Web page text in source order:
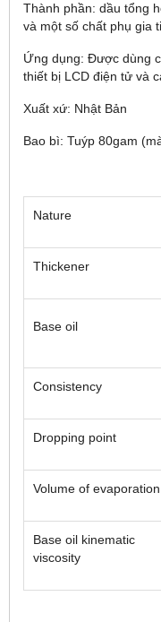
Thành phần: dầu tổng
và một số chất phụ gia
Ứng dụng: Được dùng
thiết bị LCD điện tử và
Xuất xứ: Nhật Bản
Bao bì: Tuýp 80gam
Nature
Thickener
Base oil
Consistency
Dropping point
Volume of evaporation
Base oil kinematic
viscosity